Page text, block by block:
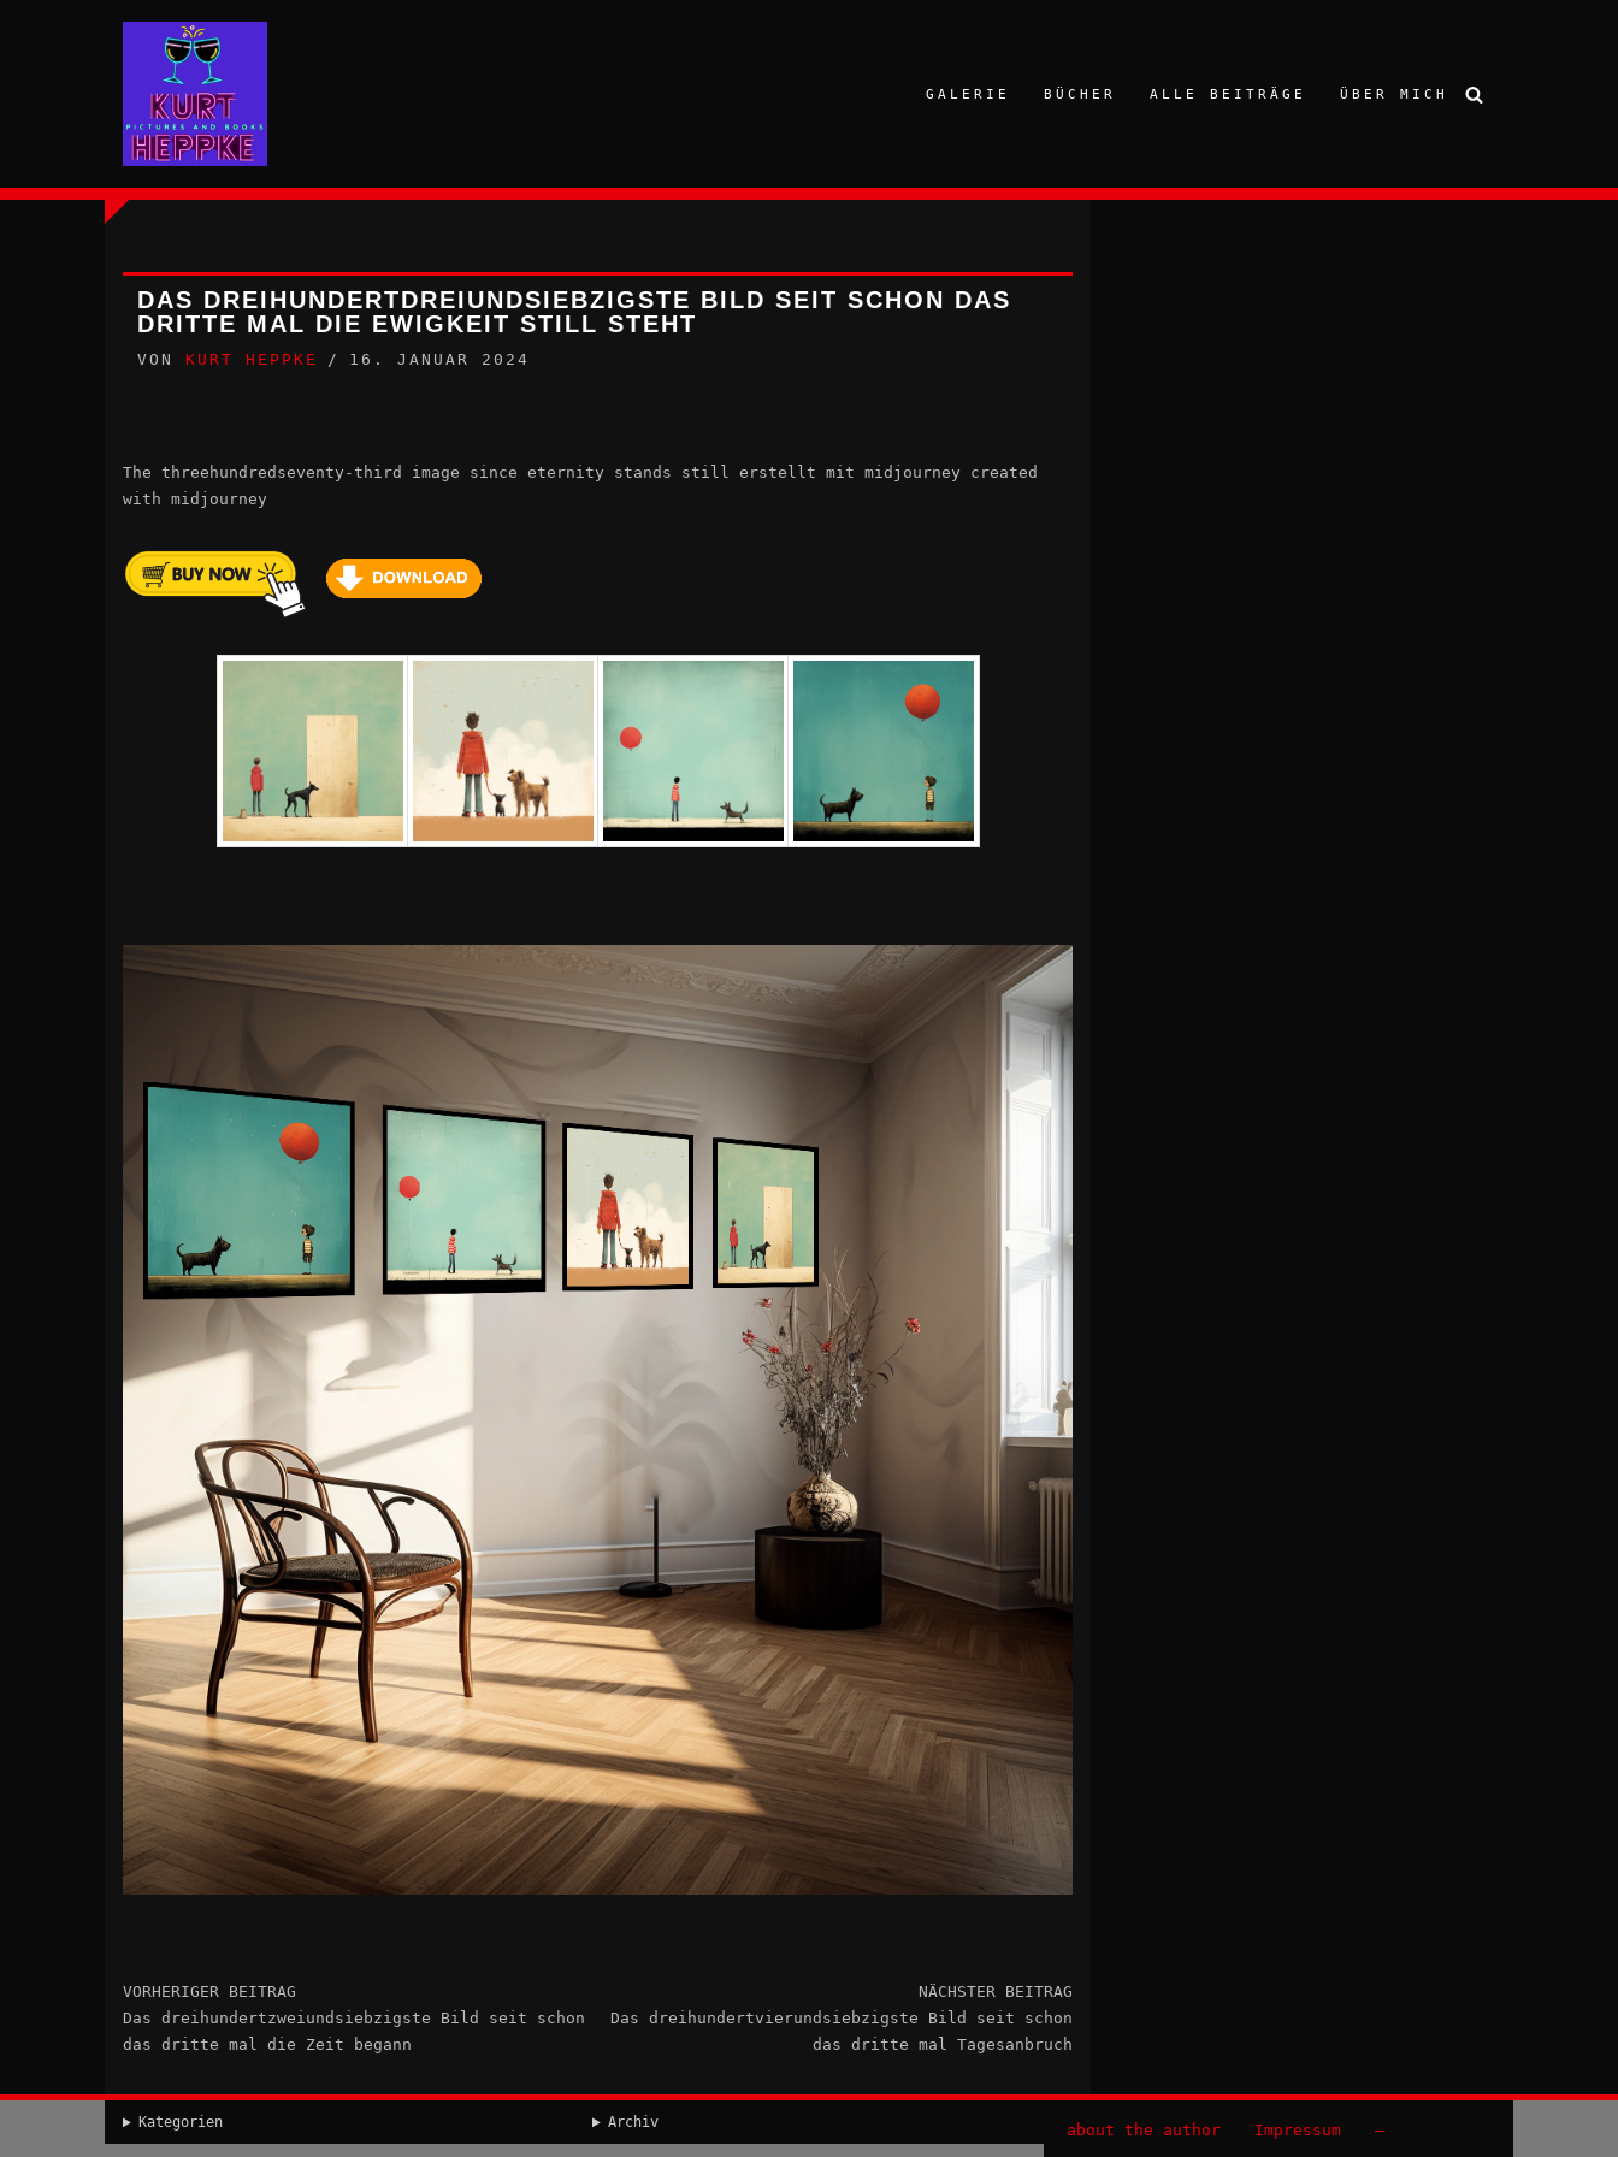
GALERIE BÜCHER ALLE BEITRÄGE ÜBER MICH
DAS DREIHUNDERTDREIUNDSIEBZIGSTE BILD SEIT SCHON DAS
DRITTE MAL DIE EWIGKEIT STILL STEHT
VON KURT HEPPKE 16. JANUAR 2024
The threehundredseventy-third image since eternity stands still erstellt mit midjourney created
with midjourney
VORHERIGER BEITRAG
Das dreihundertzweiundsiebzigste Bild seit schon
das dritte mal die Zeit begann
NÄCHSTER BEITRAG
Das dreihundertvierundsiebzigste Bild seit schon
das dritte mal Tagesanbruch
Kategorien Archiv about the author Impressum –